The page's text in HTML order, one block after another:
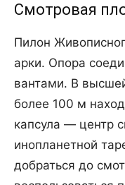
Смотровая
Пилон
арки. Опора
вантами. В
более 100 м
капсула — центр
инопланетной
добраться до